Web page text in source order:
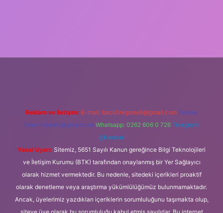
Reklam ve İletişim: E-mail: backlinkpaneli@gmail.com Teams:
forumhizmeti@gmail.com Whatsapp: 0262 606 0 726 Telegram:
@karabul
Yasal Uyarı: Sitemiz, 5651 Sayılı Kanun gereğince Bilgi Teknolojileri
ve İletişim Kurumu (BTK) tarafından onaylanmış bir Yer Sağlayıcı
olarak hizmet vermektedir. Bu nedenle, sitedeki içerikleri proaktif
olarak denetleme veya araştırma yükümlülüğümüz bulunmamaktadır.
Ancak, üyelerimiz yazdıkları içeriklerin sorumluluğunu taşımakta olup,